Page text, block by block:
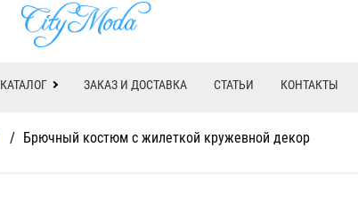
КАТАЛОГ ЗАКАЗ И ДОСТАВКА СТАТЬИ КОНТАКТЫ
/ Брючный костюм с жилеткой кружевной декор